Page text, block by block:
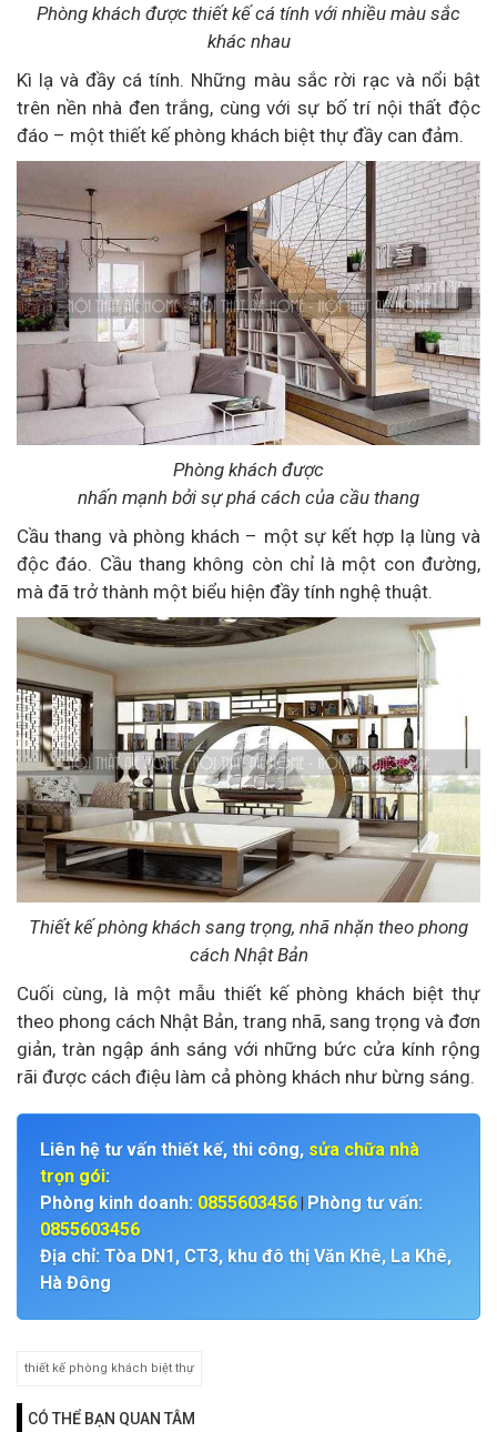
Phòng khách được thiết kế cá tính với nhiều màu sắc
khác nhau
Kì lạ và đầy cá tính. Những màu sắc rời rạc và nổi bật
trên nền nhà đen trắng, cùng với sự bố trí nội thất độc
đáo – một thiết kế phòng khách biệt thự đầy can đảm.
Phòng khách được
nhấn mạnh bởi sự phá cách của cầu thang
Cầu thang và phòng khách – một sự kết hợp lạ lùng và
độc đáo. Cầu thang không còn chỉ là một con đường,
mà đã trở thành một biểu hiện đầy tính nghệ thuật.
Thiết kế phòng khách sang trọng, nhã nhặn theo phong
cách Nhật Bản
Cuối cùng, là một mẫu thiết kế phòng khách biệt thự
theo phong cách Nhật Bản, trang nhã, sang trọng và đơn
giản, tràn ngập ánh sáng với những bức cửa kính rộng
rãi được cách điệu làm cả phòng khách như bừng sáng.
Liên hệ tư vấn thiết kế, thi công, sửa chữa nhà
trọn gói:
Phòng kinh doanh: 0855603456 Phòng tư vấn:
0855603456
Địa chỉ: Tòa DN1, CT3, khu đô thị Văn Khê, La Khê,
Hà Đông
thiết kế phòng khách biệt thự
CÓ THỂ BẠN QUAN TÂM